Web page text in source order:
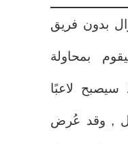
بدون فريق
بمحاولة
سيصبح لاعبًا
المقبل , وقد عُرض